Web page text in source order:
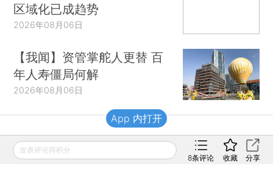
区域化已成趋势
2026年08月06日
【我闻】资管掌舵人更替 百
年人寿僵局何解
2026年08月06日
财新移动
发表评论得积分
8条评论 收藏 分享
App 内打开